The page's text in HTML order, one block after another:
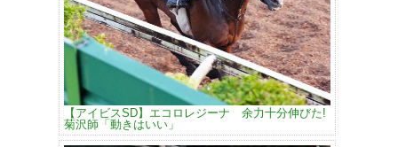
【アイビスSD】エコロレジーナ 余力十分伸びた!
菊沢師「動きはいい」